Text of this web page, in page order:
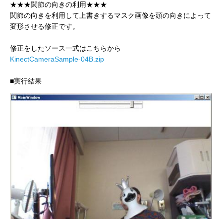
★★★関節の向きの利用★★★
関節の向きを利用して上書きするマスク画像を頭の向きによって
変形させる修正です。
修正をしたソース一式はこちらから
KinectCameraSample-04B.zip
■実行結果